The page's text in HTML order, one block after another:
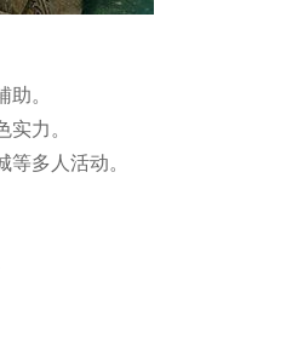
。
力。
多人活动。